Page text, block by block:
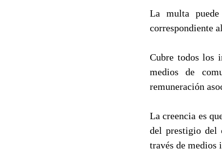
La multa
correspondiente
Cubre todos los
medios de
remuneración
La creencia es
del prestigio del
través de medios